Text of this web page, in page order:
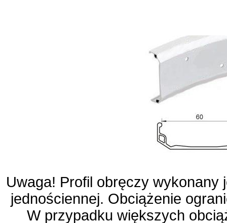
Uwaga! Profil obręczy wykonany
jednościennej. Obciążenie
W przypadku większych